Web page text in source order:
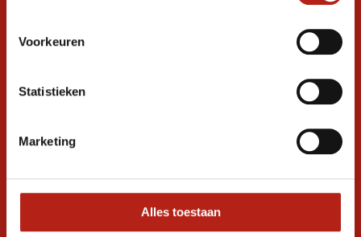
Voorkeuren
Statistieken
Marketing
Alles toestaan
Stel je vraag in de chat, en we helpen je
graag verder. 24/7
Volg ons
promoties